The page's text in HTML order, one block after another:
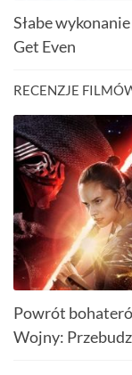
Słabe
Get Even
RECENZJE
Powrót
Wojny: